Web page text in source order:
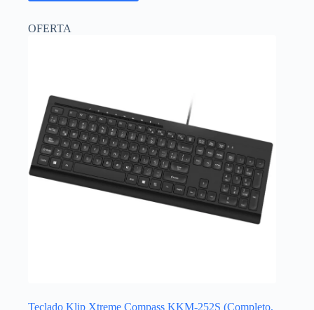
OFERTA
Teclado Klip Xtreme Compass KKM-252S (Completo,